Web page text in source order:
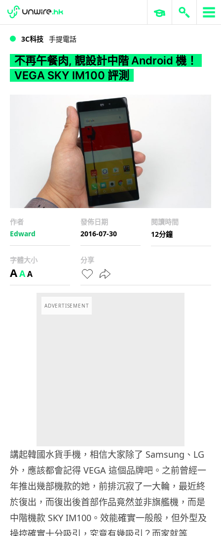
WWDC 2026 ERP 與商業 AI
3C科技 手提電話
不再午餐肉, 靚設計中階 Android 機！
VEGA SKY IM100 評測
作者
Edward
發佈日期
2016-07-30
閱讀時間
12分鐘
字體大小
AAA
分享
ADVERTISEMENT
講起韓國水貨手機，相信大家除了 Samsung、LG
外，應該都會記得 VEGA 這個品牌吧。之前曾經一
年推出幾部機款的她，前排沉寂了一大輪，最近終
於復出，而復出後首部作品竟然並非旗艦機，而是
中階機款 SKY IM100。效能確實一般般，但外型及